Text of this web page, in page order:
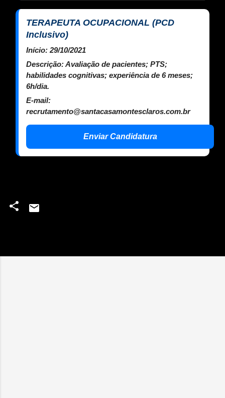
TERAPEUTA OCUPACIONAL (PCD
Inclusivo)
Início: 29/10/2021
Descrição:Avaliação de pacientes; PTS;
habilidades cognitivas; experiência de 6 meses;
6h/dia.
E-mail:
recrutamento@santacasamontesclaros.com.br
Enviar Candidatura